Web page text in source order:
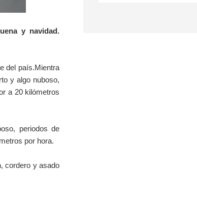
y navidad.
del país.Mientra
y algo nuboso,
a 20 kilómetros
periodos de
por hora.
cordero y asado